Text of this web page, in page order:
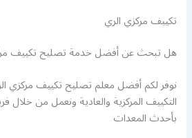
تكييف مركزي الري
هل تبحث عن أفضل خدمة تصليح تكييف
نوفر لكم أفضل معلم تصليح تكييف مركزي
التكييف المركزية والعادية ونعمل من
بأحدث المعدات